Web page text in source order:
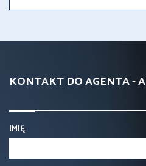
KONTAKT DO AGENTA -
IMIĘ